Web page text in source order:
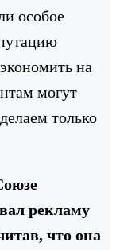
особое
на
могут
только
рекламу
что она